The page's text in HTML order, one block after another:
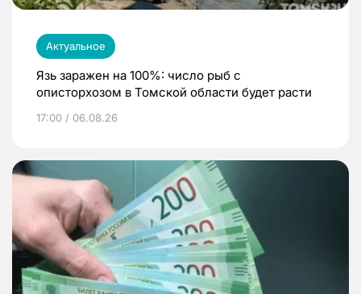
Актуальное
Язь заражен на 100%: число рыб с
описторхозом в Томской области будет расти
17:00 / 06.08.26